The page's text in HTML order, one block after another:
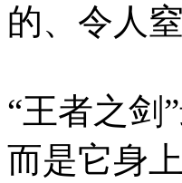
的、令人
“王者之剑
而是它身